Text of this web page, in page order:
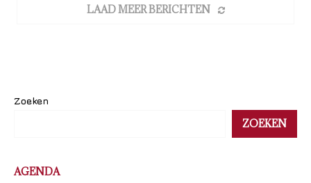
LAAD MEER BERICHTEN
Zoeken
ZOEKEN
AGENDA